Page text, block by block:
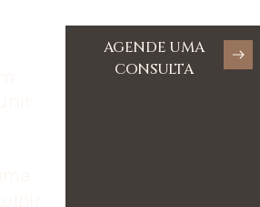
AGENDE UMA
CONSULTA